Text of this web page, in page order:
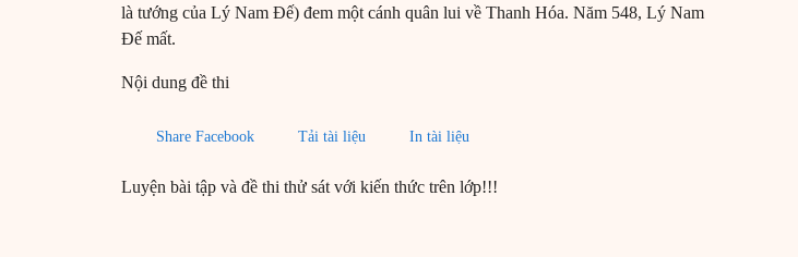
là tướng của Lý Nam Đế) đem một cánh quân lui về Thanh Hóa. Năm 548, Lý Nam
Đế mất.
Nội dung đề thi
Share Facebook Tải tài liệu In tài liệu
Luyện bài tập và đề thi thử sát với kiến thức trên lớp!!!